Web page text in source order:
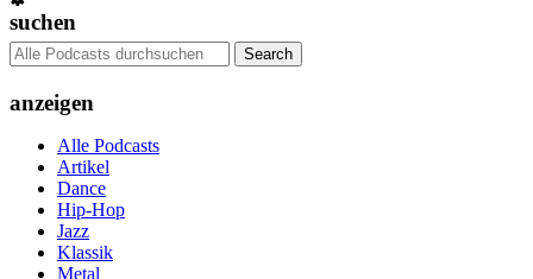
suchen
anzeigen
Alle Podcasts
Artikel
Dance
Hip-Hop
Jazz
Klassik
Metal